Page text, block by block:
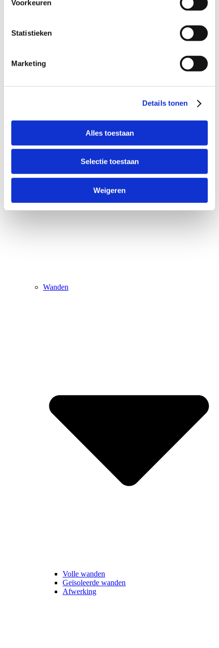
Voorkeuren
Statistieken
Marketing
Details tonen
Alles toestaan
Selectie toestaan
Weigeren
Wanden
Volle wanden
Geïsoleerde wanden
Afwerking